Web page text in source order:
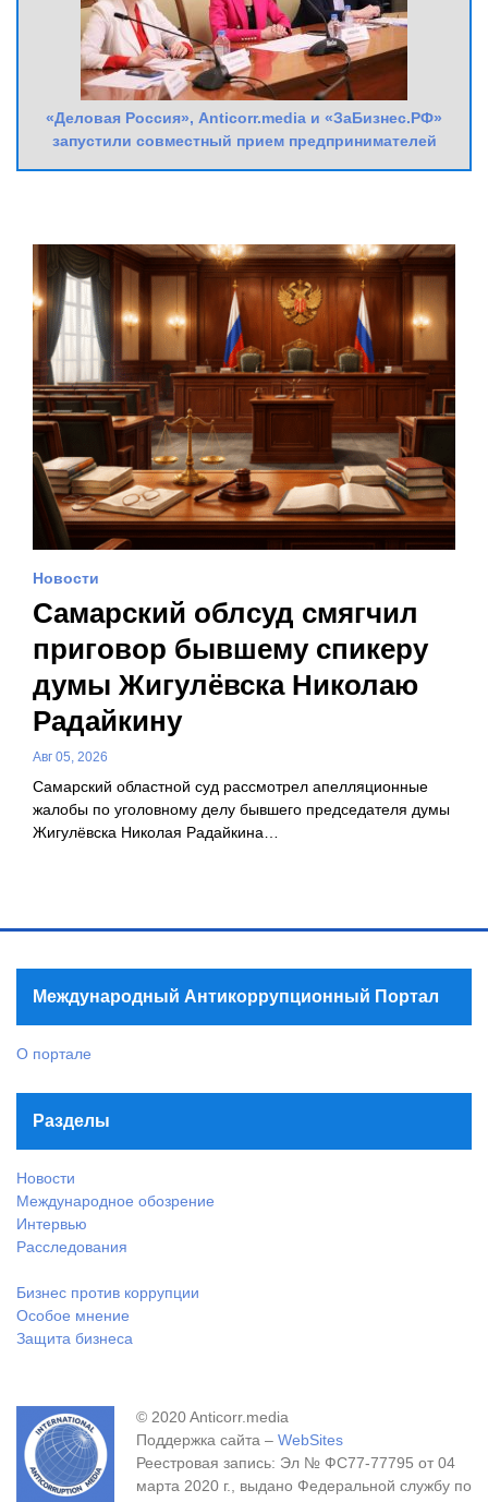
«Деловая Россия», Anticorr.media и «ЗаБизнес.РФ»
запустили совместный прием предпринимателей
Новости
Самарский облсуд смягчил
приговор бывшему спикеру
думы Жигулёвска Николаю
Радайкину
Авг 05, 2026
Самарский областной суд рассмотрел апелляционные
жалобы по уголовному делу бывшего председателя думы
Жигулёвска Николая Радайкина…
Международный Антикоррупционный Портал
О портале
Разделы
Новости
Международное обозрение
Интервью
Расследования
Бизнес против коррупции
Особое мнение
Защита бизнеса
© 2020 Anticorr.media
Поддержка сайта – WebSites
Реестровая запись: Эл № ФС77-77795 от 04
марта 2020 г., выдано Федеральной службу по